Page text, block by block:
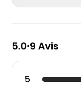
5.0•9 Avis
5